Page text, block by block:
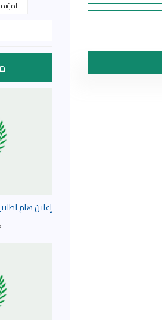
إعلان هام